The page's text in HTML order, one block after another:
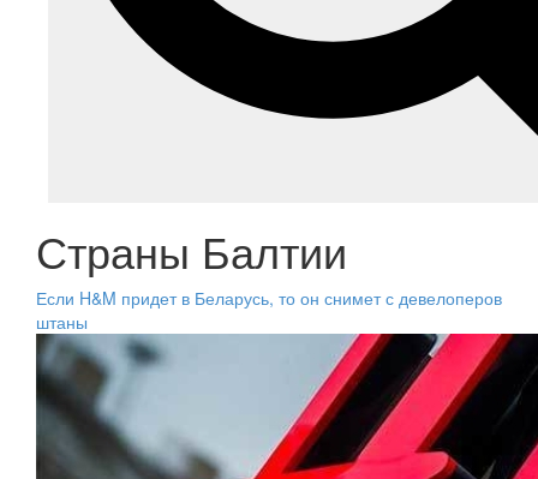
Страны Балтии
Если H&M придет в Беларусь, то он снимет с девелоперов
штаны